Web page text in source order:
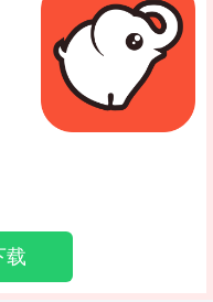
载